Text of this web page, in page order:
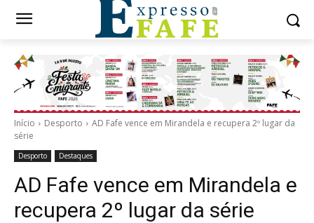
Início Desporto
AD Fafe vence em Mirandela e recupera 2º lugar da
série
Desporto Destaques
AD Fafe vence em Mirandela e
recupera 2º lugar da série